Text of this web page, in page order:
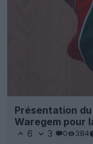
Présentation
Waregem pour
6 3 0 384